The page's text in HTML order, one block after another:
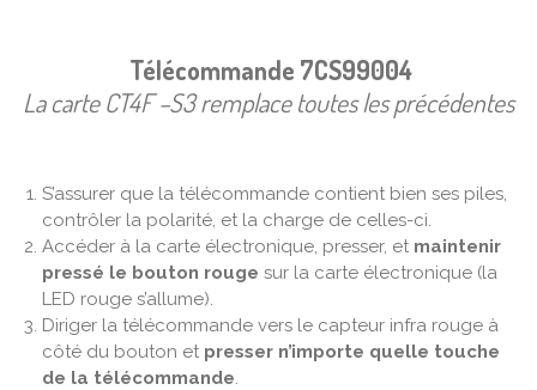
Télécommande 7CS99004
La carte CT4F –S3 remplace toutes les précédentes
S’assurer que la télécommande contient bien ses piles,
contrôler la polarité, et la charge de celles-ci.
Accéder à la carte électronique, presser, et maintenir
pressé le bouton rouge sur la carte électronique (la
LED rouge s’allume).
Diriger la télécommande vers le capteur infra rouge à
côté du bouton et presser n’importe quelle touche
de la télécommande.